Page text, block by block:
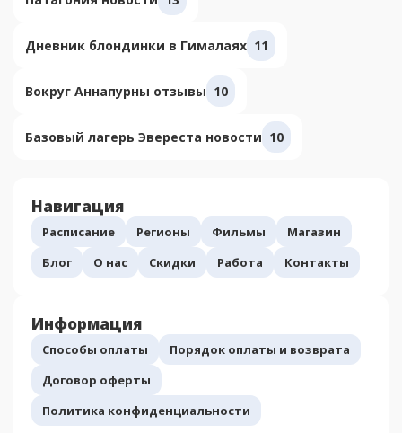
Дневник блондинки в Гималаях 11
Вокруг Аннапурны отзывы 10
Базовый лагерь Эвереста новости 10
Навигация
Расписание Регионы Фильмы
Магазин
Блог
О нас Скидки Работа Контакты
Информация
Способы оплаты
Порядок оплаты и возврата
Договор оферты
Политика конфиденциальности